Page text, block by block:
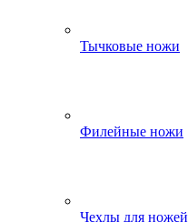
Тычковые ножи
Филейные ножи
Чехлы для ножей